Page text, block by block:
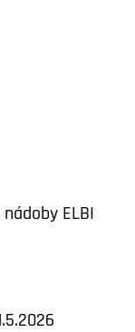
ELBI